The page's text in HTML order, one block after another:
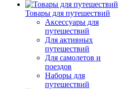
Товары для путешествий
Аксессуары для
путешествий
Для активных
путешествий
Для самолетов и
поездов
Наборы для
путешествий